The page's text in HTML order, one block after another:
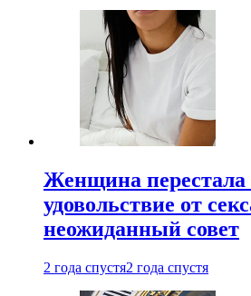
Женщина перестала
удовольствие от
неожиданный совет
2 года спустя2 года спустя